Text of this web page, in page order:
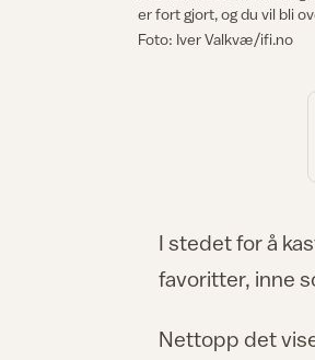
er fort gjort, og du vil bli
Foto: Iver Valkvæ/ifi.no
I stedet for å
favoritter, inne
Nettopp det